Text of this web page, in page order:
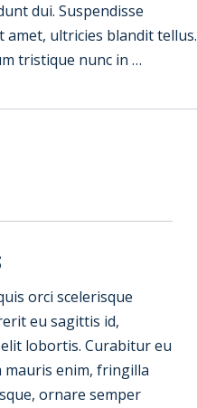
dui. Suspendisse
ultricies blandit tellus.
tristique nunc in …
orci scelerisque
eu sagittis id,
lobortis. Curabitur eu
mauris enim, fringilla
ornare semper